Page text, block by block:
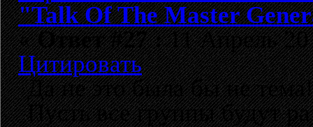
"Talk Of The Master
«Ответ #27 :11 Апрель
Цитировать
Да не это была бы не
Пусть все группы будут